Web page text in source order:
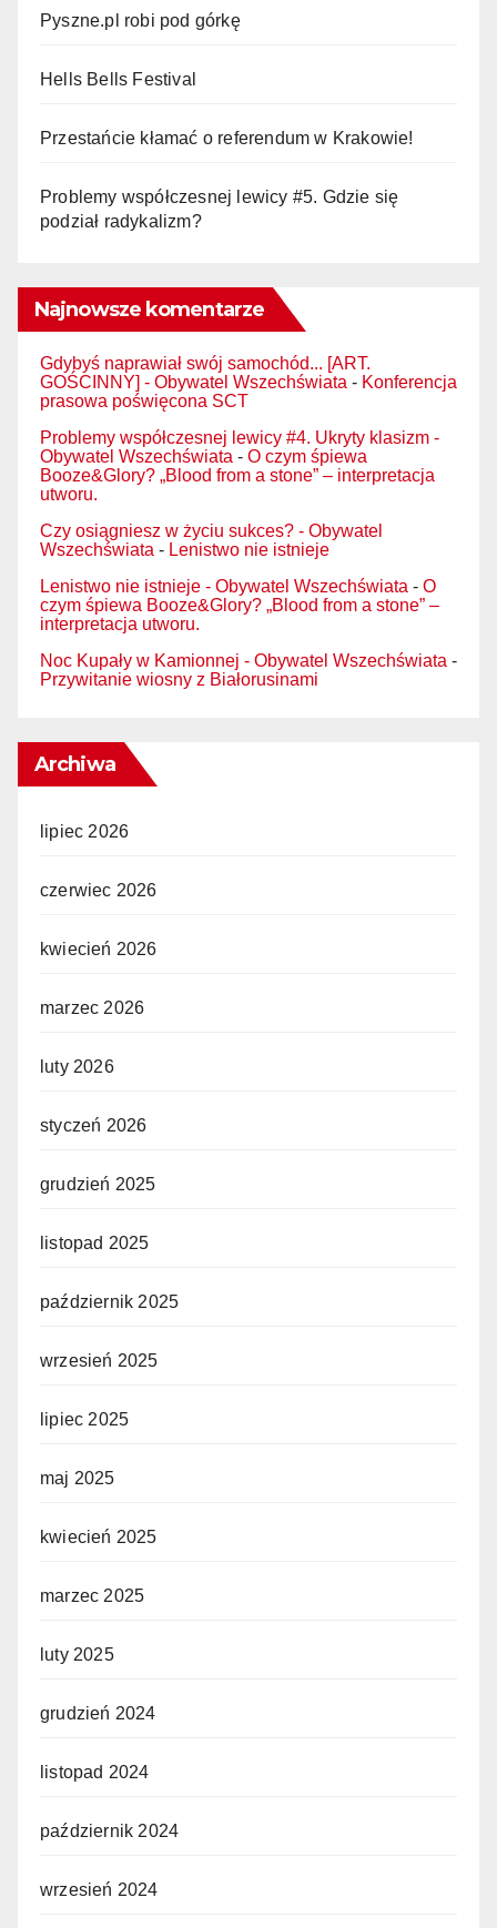
Pyszne.pl robi pod górkę
Hells Bells Festival
Przestańcie kłamać o referendum w Krakowie!
Problemy współczesnej lewicy #5. Gdzie się
podział radykalizm?
Najnowsze komentarze
Gdybyś naprawiał swój samochód... [ART.
GOŚCINNY] - Obywatel Wszechświata - Konferencja
prasowa poświęcona SCT
Problemy współczesnej lewicy #4. Ukryty klasizm -
Obywatel Wszechświata - O czym śpiewa
Booze&Glory? „Blood from a stone” – interpretacja
utworu.
Czy osiągniesz w życiu sukces? - Obywatel
Wszechświata - Lenistwo nie istnieje
Lenistwo nie istnieje - Obywatel Wszechświata - O
czym śpiewa Booze&Glory? „Blood from a stone” –
interpretacja utworu.
Noc Kupały w Kamionnej - Obywatel Wszechświata -
Przywitanie wiosny z Białorusinami
Archiwa
lipiec 2026
czerwiec 2026
kwiecień 2026
marzec 2026
luty 2026
styczeń 2026
grudzień 2025
listopad 2025
październik 2025
wrzesień 2025
lipiec 2025
maj 2025
kwiecień 2025
marzec 2025
luty 2025
grudzień 2024
listopad 2024
październik 2024
wrzesień 2024